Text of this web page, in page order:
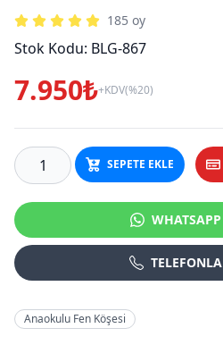
185 oy
Stok Kodu: BLG-867
7.950₺+KDV(%20)
SEPETE EKLE
WHATSAPP
TELEFONLA
Anaokulu Fen Köşesi